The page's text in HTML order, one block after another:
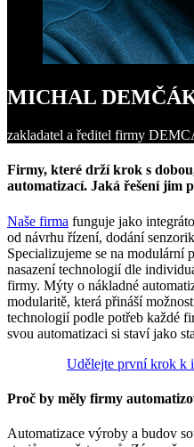
MICHAL
zakladatel a ředitel firmy
Firmy, které drží krok s
automatizací. Jaká řešení jim
Naše firma funguje jako
od návrhu řízení, dodání
Specializujeme se na
nasazení technologií dle
firmy. Mýty o nákladné
modularitě, která přináší
technologií podle potřeb každé
svou automatizaci si staví jako
Udělejte první krok k
Proč by měly firmy
Automatizace výroby a budov